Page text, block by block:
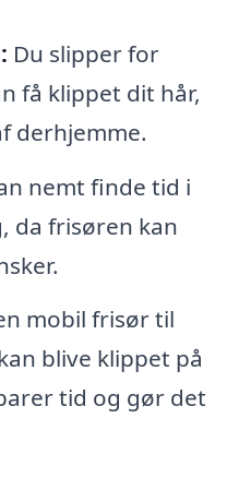
Du slipper for
få klippet dit hår,
derhjemme.
nemt finde tid i
da frisøren kan
mobil frisør til
blive klippet på
tid og gør det